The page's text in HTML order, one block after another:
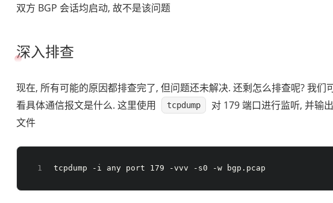
双方 BGP 会话均启动, 故不是该问题
深入排查
现在, 所有可能的原因都排查完了, 但问题还未解决. 还剩怎么排查呢? 我们
看具体通信报文是什么. 这里使用
tcpdump 对 179 端口进行监听, 并输出
文件
tcpdump -i any port 179 -vvv -s0 -w bgp.pcap